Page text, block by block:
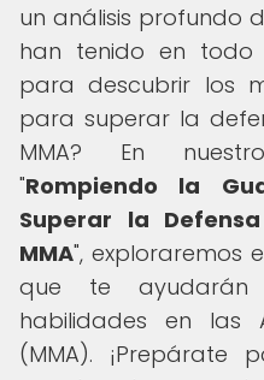
un análisis profundo
han tenido en todo
para descubrir los
para superar la
MMA? En
"Rompiendo la
Superar la
MMA", exploraremos
que te ayudarán
habilidades en las
(MMA). ¡Prepárate